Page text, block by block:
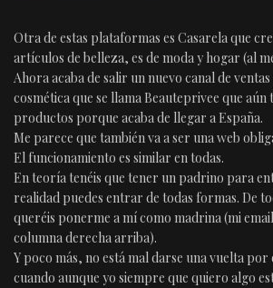
Otra de estas plataformas es Casarela que
artículos de belleza, es de moda y hogar (al
Ahora acaba de salir un nuevo canal de
cosmética que se llama Beauteprivee que aún
productos porque acaba de llegar a España.
Me parece que también va a ser una web
El funcionamiento es similar en todas.
En teoría tenéis que tener un padrino para
realidad puedes entrar de todas formas. De
queréis ponerme a mí como madrina (mi
columna derecha arriba).
Y poco más, no está mal darse una vuelta por
cuando aunque yo siempre que quiero algo